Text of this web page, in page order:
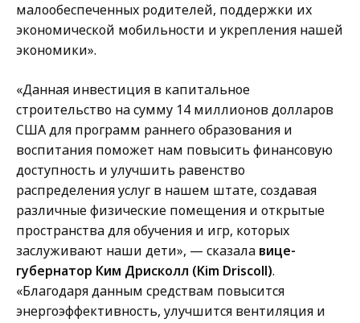
малообеспеченных родителей, поддержки их
экономической мобильности и укрепления нашей
экономики».
«Данная инвестиция в капитальное
строительство на сумму 14 миллионов долларов
США для программ раннего образования и
воспитания поможет нам повысить финансовую
доступность и улучшить равенство
распределения услуг в нашем штате, создавая
различные физические помещения и открытые
пространства для обучения и игр, которых
заслуживают наши дети», — сказала вице-
губернатор Ким Дрисколл (Kim Driscoll).
«Благодаря данным средствам повысится
энергоэффективность, улучшится вентиляция и